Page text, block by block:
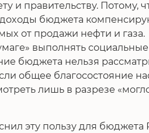
и правительству. Потому,
бюджета
от продажи нефти и газа.
выполнять социальные
бюджета нельзя
общее благосостояние
лишь в разрезе
эту пользу для бюджета